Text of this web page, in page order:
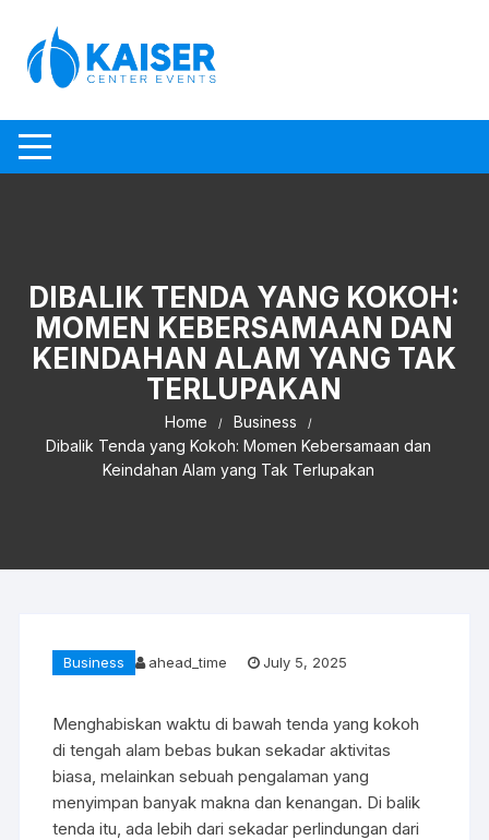
DIBALIK TENDA YANG KOKOH:
MOMEN KEBERSAMAAN DAN
KEINDAHAN ALAM YANG TAK
TERLUPAKAN
Home
Business
Dibalik Tenda yang Kokoh: Momen Kebersamaan dan
Keindahan Alam yang Tak Terlupakan
Business ahead_time July 5, 2025
Menghabiskan waktu di bawah tenda yang kokoh
di tengah alam bebas bukan sekadar aktivitas
biasa, melainkan sebuah pengalaman yang
menyimpan banyak makna dan kenangan. Di balik
tenda itu, ada lebih dari sekadar perlindungan dari